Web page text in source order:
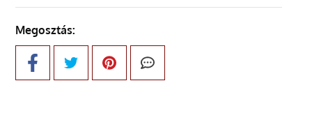
Megosztás: